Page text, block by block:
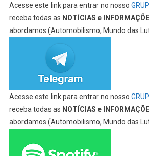
Acesse este link para entrar no nosso
receba todas as NOTÍCIAS e
abordamos (Automobilismo, Mundo das
Acesse este link para entrar no nosso
receba todas as NOTÍCIAS e
abordamos (Automobilismo, Mundo das